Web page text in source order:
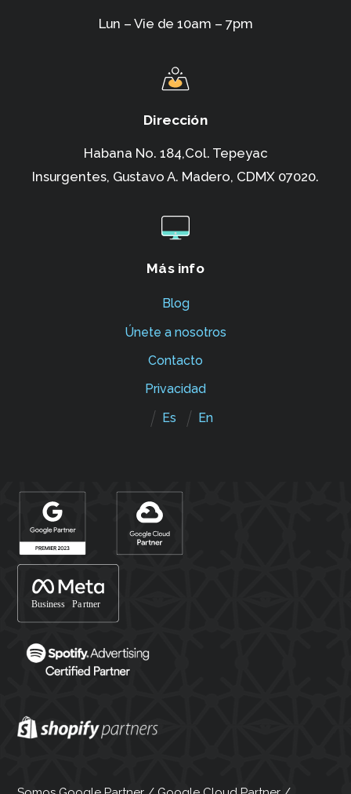
Lun – Vie de 10am – 7pm
Dirección
Habana No. 184,Col. Tepeyac
Insurgentes, Gustavo A. Madero, CDMX 07020.
Más info
Blog
Únete a nosotros
Contacto
Privacidad
Es
En